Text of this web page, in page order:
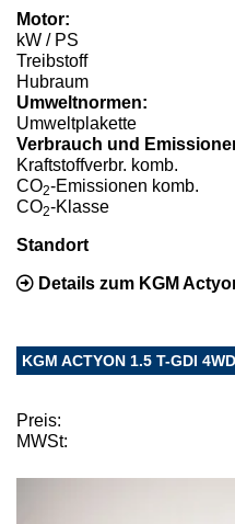
Motor:
kW / PS
Treibstoff
Hubraum
Umweltnormen:
Umweltplakette
Verbrauch und
Kraftstoffverbr. komb.
CO2-Emissionen komb.
CO2-Klasse
Standort
Details zum KGM
KGM ACTYON 1.5 T-GDI
Preis:
MWSt: